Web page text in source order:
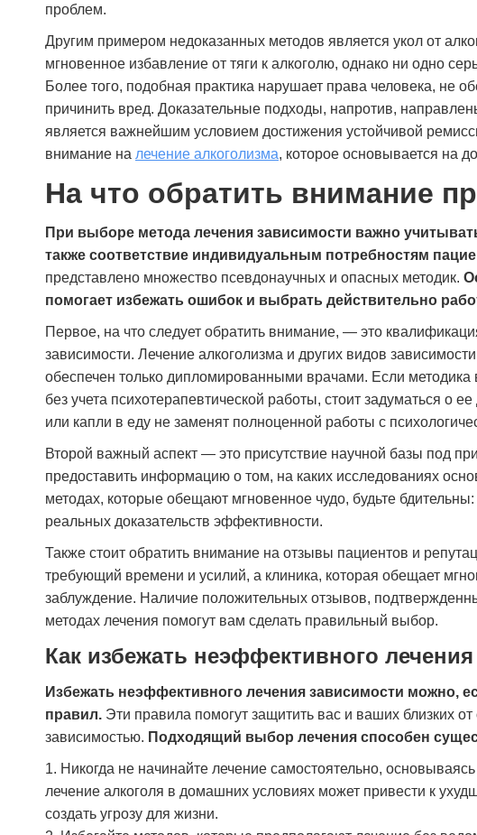
проблем.
Другим примером недоказанных методов является укол от
мгновенное избавление от тяги к алкоголю, однако ни одно
Более того, подобная практика нарушает права человека, не
причинить вред. Доказательные подходы, напротив,
является важнейшим условием достижения устойчивой
внимание на лечение алкоголизма, которое основывается на
На что обратить внимание
При выборе метода лечения зависимости важно
также соответствие индивидуальным потребностям
представлено множество псевдонаучных и опасных методик.
помогает избежать ошибок и выбрать действительно
Первое, на что следует обратить внимание, — это
зависимости. Лечение алкоголизма и других видов
обеспечен только дипломированными врачами. Если
без учета психотерапевтической работы, стоит задуматься о
или капли в еду не заменят полноценной работы с
Второй важный аспект — это присутствие научной базы под
предоставить информацию о том, на каких исследованиях
методах, которые обещают мгновенное чудо, будьте
реальных доказательств эффективности.
Также стоит обратить внимание на отзывы пациентов и
требующий времени и усилий, а клиника, которая обещает
заблуждение. Наличие положительных отзывов,
методах лечения помогут вам сделать правильный выбор.
Как избежать неэффективного
Избежать неэффективного лечения зависимости можно,
правил. Эти правила помогут защитить вас и ваших близких
зависимостью. Подходящий выбор лечения способен
1. Никогда не начинайте лечение самостоятельно,
лечение алкоголя в домашних условиях может привести к
создать угрозу для жизни.